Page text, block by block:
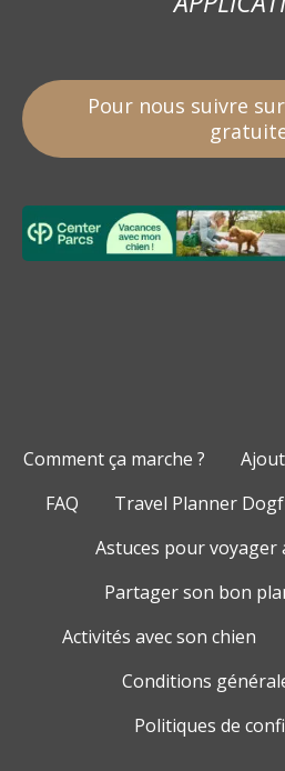
Pour nous suivre
Comment ça marche ?
FAQ
Travel Planner
Astuces pour voyager
Partager son bon
Activités avec son chien
Conditions
Politiques de